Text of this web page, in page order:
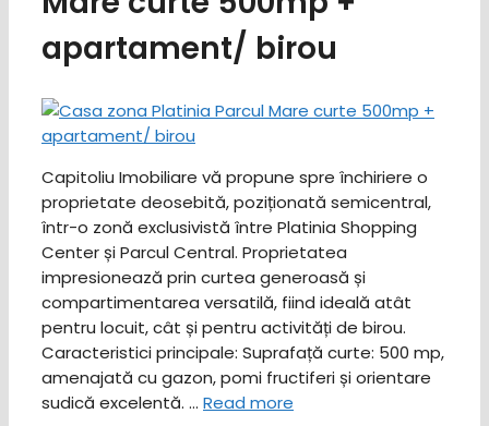
apartament/ birou
Capitoliu Imobiliare vă propune spre închiriere o
proprietate deosebită, poziționată semicentral,
într-o zonă exclusivistă între Platinia Shopping
Center și Parcul Central. Proprietatea
impresionează prin curtea generoasă și
compartimentarea versatilă, fiind ideală atât
pentru locuit, cât și pentru activități de birou. ​
Caracteristici principale: ​Suprafață curte: 500 mp,
amenajată cu gazon, pomi fructiferi și orientare
sudică excelentă. … Read more